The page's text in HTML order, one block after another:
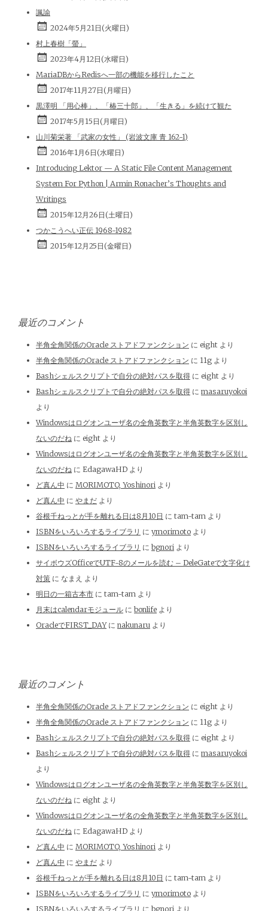
諷諭
2024年5月21日(火曜日)
村上春樹「螢」
2023年4月12日(水曜日)
MariaDBからRedisへ一部の機能を移行したこと
2017年11月27日(月曜日)
黒澤明 「用心棒」、「椿三十郎」、「生きる」を続けて観た
2017年5月15日(月曜日)
山川菊栄著 「武家の女性」 (岩波文庫 青 162-1)
2016年1月6日(水曜日)
Introducing Lektor — A Static File Content Management
System For Python | Armin Ronacher’s Thoughts and
Writings
2015年12月26日(土曜日)
つかこうへい正伝 1968-1982
2015年12月25日(金曜日)
最近のコメント
半角全角関係のOracle ストアドファンクション に eight より
半角全角関係のOracle ストアドファンクション に 11g より
Bashシェルスクリプトで自分の絶対パスを取得 に eight より
Bashシェルスクリプトで自分の絶対パスを取得 に masaruyokoi
より
Windowsはログオンユーザ名の全角英数字と半角英数字を区別し
ないのだね に eight より
Windowsはログオンユーザ名の全角英数字と半角英数字を区別し
ないのだね に EdagawaHD より
ど真ん中 に MORIMOTO, Yoshinori より
ど真ん中 に やまだ より
谷根千ねっとが手を離れる日は8月10日 に tam-tam より
ISBNをいろいろするライブラリ に ymorimoto より
ISBNをいろいろするライブラリ に bgnori より
サイボウズOfficeでUTF-8のメールを読む – DeleGateで文字化け
対策 に なまえ より
明日の一箱古本市 に tam-tam より
月末はcalendarモジュール に bonlife より
OracleでFIRST_DAYに nakunaru より
最近のコメント
半角全角関係のOracle ストアドファンクション に eight より
半角全角関係のOracle ストアドファンクション に 11g より
Bashシェルスクリプトで自分の絶対パスを取得 に eight より
Bashシェルスクリプトで自分の絶対パスを取得 に masaruyokoi
より
Windowsはログオンユーザ名の全角英数字と半角英数字を区別し
ないのだね に eight より
Windowsはログオンユーザ名の全角英数字と半角英数字を区別し
ないのだね に EdagawaHD より
ど真ん中 に MORIMOTO, Yoshinori より
ど真ん中 に やまだ より
谷根千ねっとが手を離れる日は8月10日 に tam-tam より
ISBNをいろいろするライブラリ に ymorimoto より
ISBNをいろいろするライブラリ に bgnori より